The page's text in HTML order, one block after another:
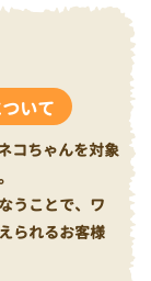
いて
コちゃんを対象
うことで、ワ
られるお客様